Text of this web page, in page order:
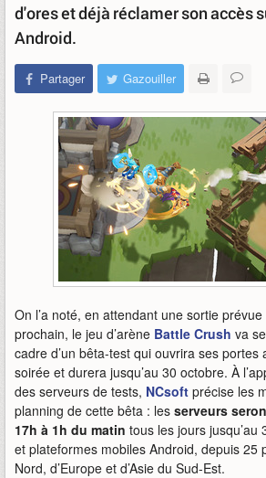
d'ores et déjà réclamer son accès
Android.
Partager Gazouiller
On l’a noté, en attendant une sortie
prochain, le jeu d’arène Battle Crush va
cadre d’un bêta-test qui ouvrira ses portes
soirée et durera jusqu’au 30 octobre. À
des serveurs de tests, NCsoft précise les
planning de cette bêta : les serveurs
17h à 1h du matin tous les jours jusqu’au
et plateformes mobiles Android, depuis 25
Nord, d’Europe et d’Asie du Sud-Est.